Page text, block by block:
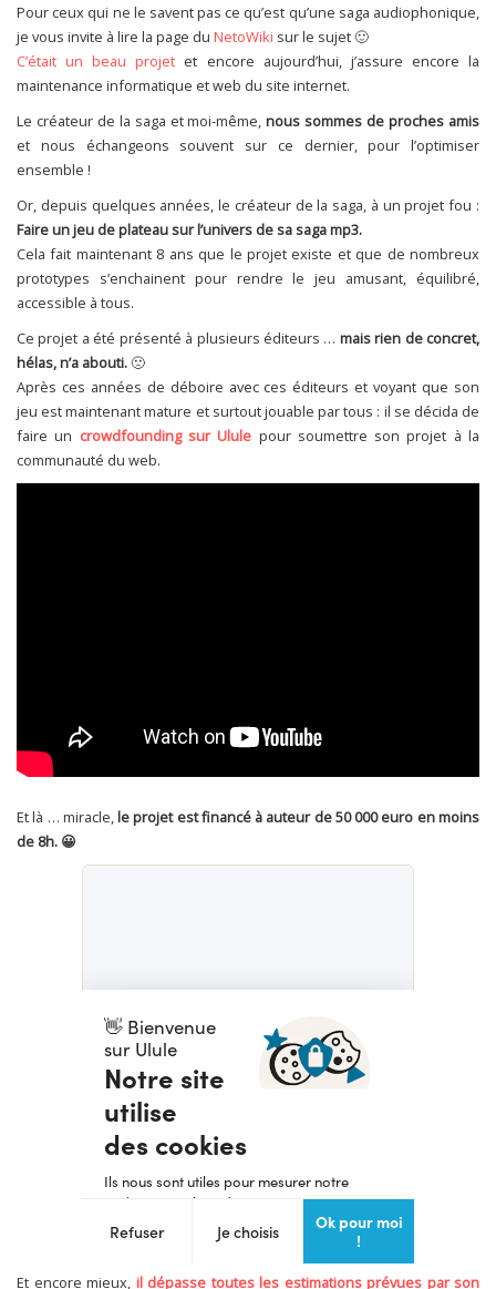
Pour ceux qui ne le savent pas ce qu’est qu’une saga audiophonique,
je vous invite à lire la page du NetoWiki sur le sujet 🙂
C’était un beau projet et encore aujourd’hui, j’assure encore la
maintenance informatique et web du site internet.
Le créateur de la saga et moi-même,nous sommes de proches amis
et nous échangeons souvent sur ce dernier, pour l’optimiser
ensemble !
Or, depuis quelques années, le créateur de la saga, à un projet fou :
Faire un jeu de plateau sur l’univers de sa saga mp3.
Cela fait maintenant 8 ans que le projet existe et que de nombreux
prototypes s’enchainent pour rendre le jeu amusant, équilibré,
accessible à tous.
Ce projet a été présenté à plusieurs éditeurs … mais rien de concret,
hélas, n’a abouti.🙁
Après ces années de déboire avec ces éditeurs et voyant que son
jeu est maintenant mature et surtout jouable par tous : il se décida de
faire un crowdfounding sur Ulule pour soumettre son projet à la
communauté du web.
Et là … miracle,le projet est financé à auteur de 50 000 euro en moins
de 8h. 😀
Et encore mieux, il dépasse toutes les estimations prévues par son